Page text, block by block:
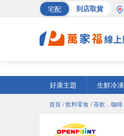
宅配 到店取貨
好康主題
生鮮冷凍
首頁 / 飲料零食 / 茶飲．咖啡